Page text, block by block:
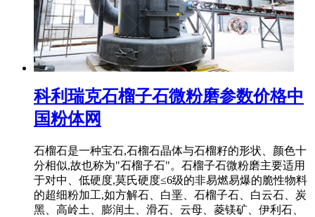
科利瑞克石榴子石微粉磨参数价格中
国粉体网
石榴石是一种宝石,石榴石晶体与石榴籽的形状、颜色十
分相似,故也称为"石榴子石"。石榴子石微粉磨主要适用
于对中、低硬度,莫氏硬度≤6级的非易燃易爆的脆性物料
的超细粉加工,如方解石、白垩、石榴子石、白云石、炭
黑、高岭土、膨润土、滑石、云母、菱镁矿、伊利石、